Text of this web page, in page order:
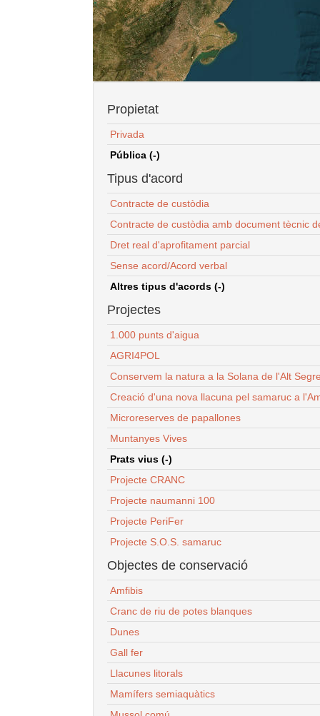
Propietat
Privada
Pública (-)
Tipus d'acord
Contracte de custòdia
Contracte de custòdia amb document tècnic
Dret real d'aprofitament parcial
Sense acord/Acord verbal
Altres tipus d'acords (-)
Projectes
1.000 punts d'aigua
AGRI4POL
Conservem la natura a la Solana de l'Alt
Creació d'una nova llacuna pel samaruc a
Microreserves de papallones
Muntanyes Vives
Prats vius (-)
Projecte CRANC
Projecte naumanni 100
Projecte PeriFer
Projecte S.O.S. samaruc
Objectes de conservació
Amfibis
Cranc de riu de potes blanques
Dunes
Gall fer
Llacunes litorals
Mamífers semiaquàtics